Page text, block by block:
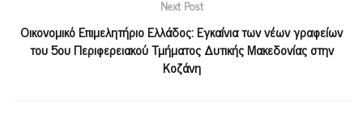
Next Post
Οικονομικό Επιμελητήριο Ελλάδος: Εγκαίνια των νέων γραφείων
του 5ου Περιφερειακού Τμήματος Δυτικής Μακεδονίας στην
Κοζάνη